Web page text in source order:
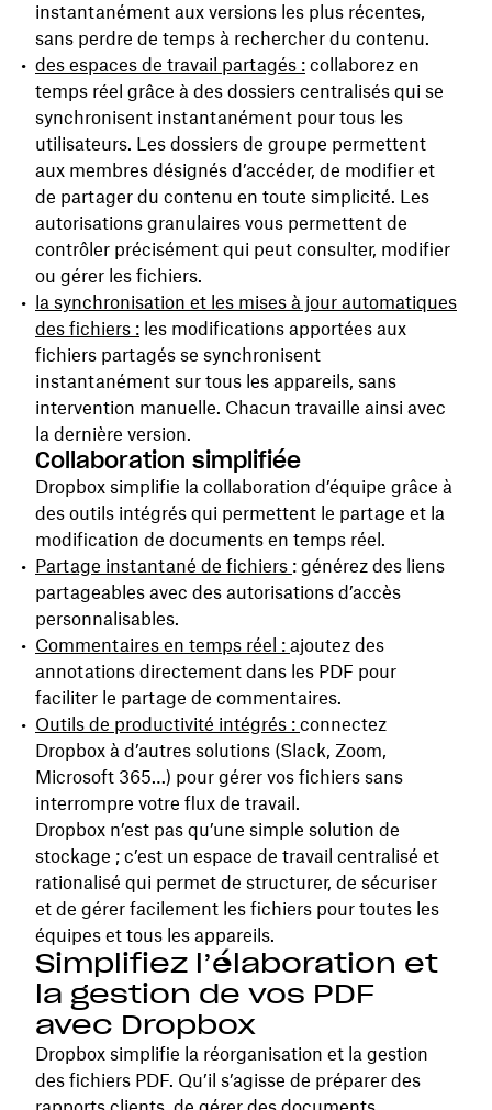
instantanément aux versions les plus récentes,
sans perdre de temps à rechercher du contenu.
des espaces de travail partagés : collaborez en
temps réel grâce à des dossiers centralisés qui se
synchronisent instantanément pour tous les
utilisateurs. Les dossiers de groupe permettent
aux membres désignés d’accéder, de modifier et
de partager du contenu en toute simplicité. Les
autorisations granulaires vous permettent de
contrôler précisément qui peut consulter, modifier
ou gérer les fichiers.
la synchronisation et les mises à jour automatiques
des fichiers : les modifications apportées aux
fichiers partagés se synchronisent
instantanément sur tous les appareils, sans
intervention manuelle. Chacun travaille ainsi avec
la dernière version.
Collaboration simplifiée
Dropbox simplifie la collaboration d’équipe grâce à
des outils intégrés qui permettent le partage et la
modification de documents en temps réel.
Partage instantané de fichiers : générez des liens
partageables avec des autorisations d’accès
personnalisables.
Commentaires en temps réel : ajoutez des
annotations directement dans les PDF pour
faciliter le partage de commentaires.
Outils de productivité intégrés : connectez
Dropbox à d’autres solutions (Slack, Zoom,
Microsoft 365…) pour gérer vos fichiers sans
interrompre votre flux de travail.
Dropbox n’est pas qu’une simple solution de
stockage ; c’est un espace de travail centralisé et
rationalisé qui permet de structurer, de sécuriser
et de gérer facilement les fichiers pour toutes les
équipes et tous les appareils.
Simplifiez l’élaboration et
la gestion de vos PDF
avec Dropbox
Dropbox simplifie la réorganisation et la gestion
des fichiers PDF. Qu’il s’agisse de préparer des